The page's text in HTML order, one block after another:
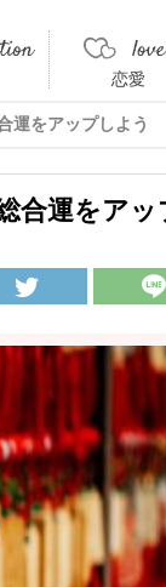
恋愛
運をアップしよう
合運をアッ